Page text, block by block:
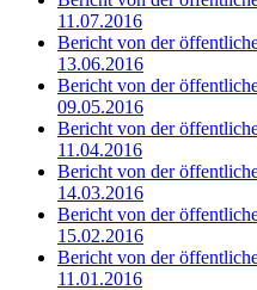
11.07.2016
Bericht von der
13.06.2016
Bericht von der
09.05.2016
Bericht von der
11.04.2016
Bericht von der
14.03.2016
Bericht von der
15.02.2016
Bericht von der
11.01.2016